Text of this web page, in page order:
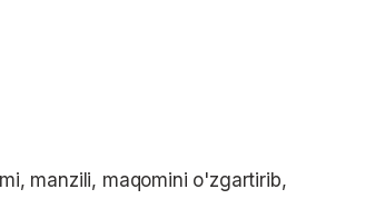
manzili, maqomini o'zgartirib,